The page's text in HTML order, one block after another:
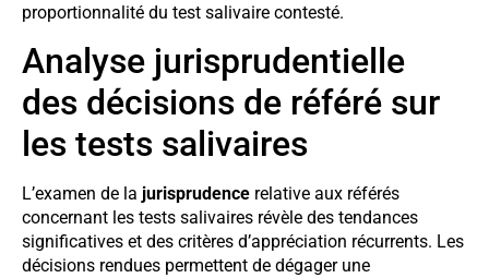
proportionnalité du test salivaire contesté.
Analyse jurisprudentielle
des décisions de référé sur
les tests salivaires
L’examen de la jurisprudence relative aux référés
concernant les tests salivaires révèle des tendances
significatives et des critères d’appréciation récurrents. Les
décisions rendues permettent de dégager une